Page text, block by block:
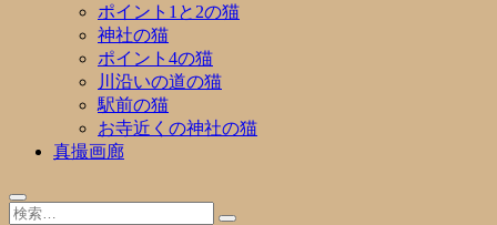
ポイント1と2の猫
神社の猫
ポイント4の猫
川沿いの道の猫
駅前の猫
お寺近くの神社の猫
真撮画廊